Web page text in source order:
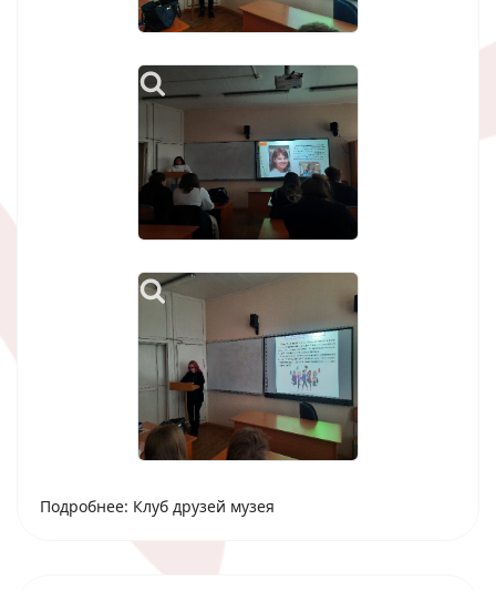
Подробнее: Клуб друзей музея